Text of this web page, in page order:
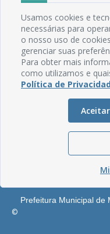
Fone: (83)
Email:
Expediente: Segunda à
Mapa
©
Prefeitura Municipal de
Usamos cookies e
necessárias para
o nosso uso de
gerenciar suas
Para obter mais
como utilizamos e
Política de